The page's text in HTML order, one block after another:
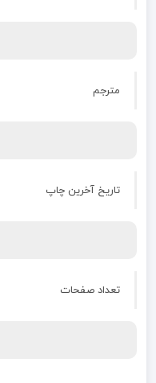
مترجم
تاریخ آخرین چاپ
تعداد صفحات